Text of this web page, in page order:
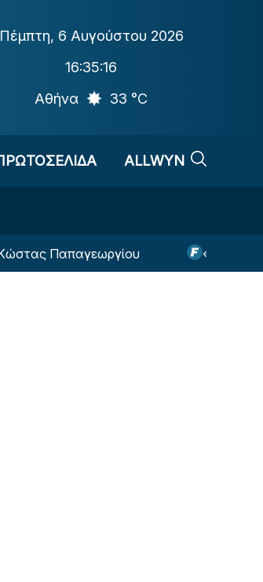
Πέμπτη, 6 Αυγούστου 2026
16:35:17
Αθήνα
33 °C
ALLWYN
«Η Μπάγερ